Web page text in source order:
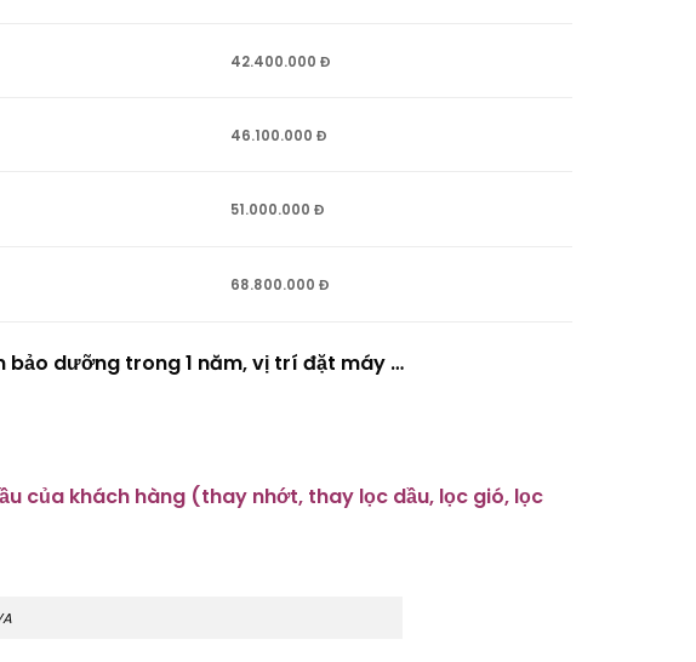
42.400.000 Đ
46.100.000 Đ
51.000.000 Đ
68.800.000 Đ
bảo dưỡng trong 1 năm, vị trí đặt máy …
của khách hàng (thay nhớt, thay lọc dầu, lọc gió, lọc